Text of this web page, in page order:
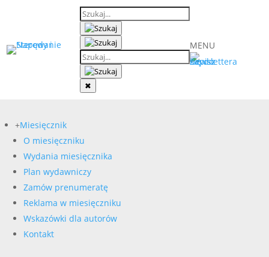
✖
MENU
+Miesięcznik
O miesięczniku
Wydania miesięcznika
Plan wydawniczy
Zamów prenumeratę
Reklama w miesięczniku
Wskazówki dla autorów
Kontakt